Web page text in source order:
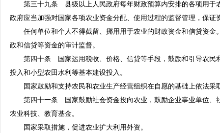
第三十九条 县级以上人民政府每年财政预算内安排的各项用于
政府应当加强对国家各项农业资金分配、使用过程的监督管理，保证
任何单位和个人不得截留、挪用用于农业的财政资金和信贷资金
政和信贷等资金的审计监督。
第四十条 国家运用税收、价格、信贷等手段，鼓励和引导农民
投入和小型农田水利等基本建设投入。
国家鼓励和支持农民和农业生产经营组织在自愿的基础上依法采
第四十一条 国家鼓励社会资金投向农业，鼓励企业事业单位、
农业科技、教育基金。
国家采取措施，促进农业扩大利用外资。